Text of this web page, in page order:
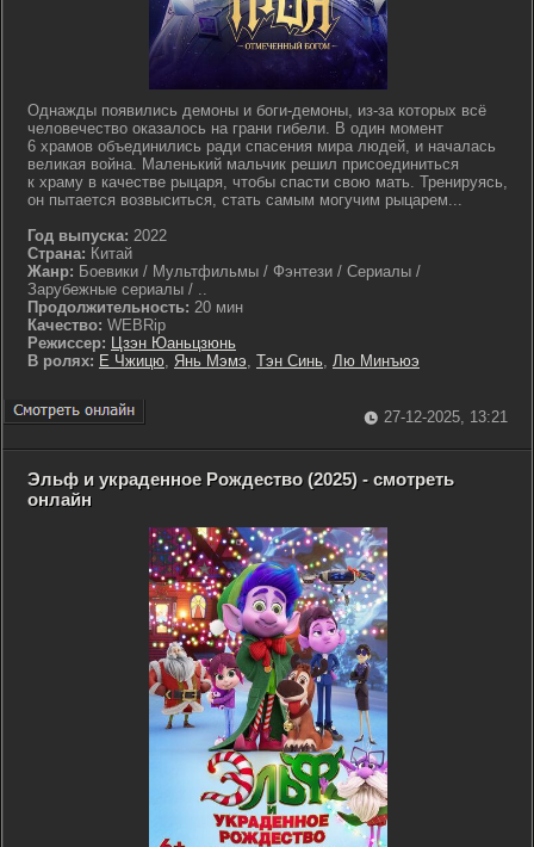
Однажды появились демоны и боги-демоны, из-за которых всё
человечество оказалось на грани гибели. В один момент
6 храмов объединились ради спасения мира людей, и началась
великая война. Маленький мальчик решил присоединиться
к храму в качестве рыцаря, чтобы спасти свою мать. Тренируясь,
он пытается возвыситься, стать самым могучим рыцарем...
Год выпуска: 2022
Страна: Китай
Жанр: Боевики / Мультфильмы / Фэнтези / Сериалы /
Зарубежные сериалы / ..
Продолжительность: 20 мин
Качество: WEBRip
Режиссер: Цзэн Юаньцзюнь
В ролях: Е Чжицю, Янь Мэмэ, Тэн Синь, Лю Минъюэ
27-12-2025, 13:21
Эльф и украденное Рождество (2025) - смотреть
онлайн